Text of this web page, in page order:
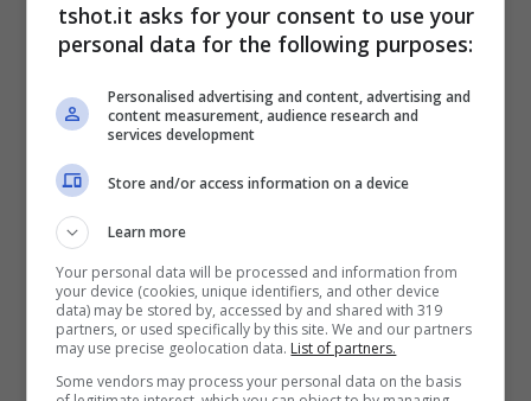
In questi giorni di prove, la Honda sta avendo
delle difficoltà ma ha già messo in conto un
periodo in più di rodaggio per ripartire con
tutta calma. La scuderia è pronta a cambiare
molto, un altro movimento fa discutere come
riporta ancheMotorsport. L’intenzione dei
giapponesi è di tornare alla vittoria e
vorranno fare ciò con un cambio radicale: un
tshot.it asks for your consent to use your
personal data for the following purposes:
Personalised advertising and content, advertising and
content measurement, audience research and
services development
Store and/or access information on a device
Learn more
Your personal data will be processed and information from
your device (cookies, unique identifiers, and other device
data) may be stored by, accessed by and shared with 319
partners, or used specifically by this site. We and our partners
may use precise geolocation data. List of partners.
Some vendors may process your personal data on the basis